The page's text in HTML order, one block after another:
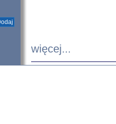
więcej...